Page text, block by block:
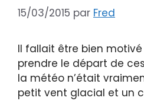
15/03/2015 par Fred
Il fallait être bien motivé
prendre le départ de
la météo n’était
petit vent glacial et un